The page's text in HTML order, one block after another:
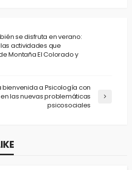
se disfruta en verano:
actividades que
Montaña El Colorado y
bienvenida a Psicología con
las nuevas problemáticas
psicosociales